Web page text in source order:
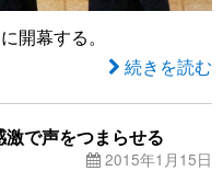
開幕する。
続きを読む
で声をつまらせる
2015年1月15日